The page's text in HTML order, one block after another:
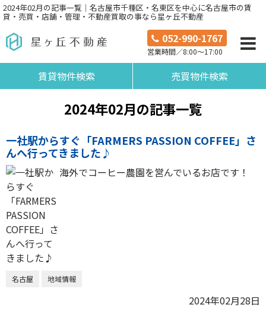
2024年02月の記事一覧｜名古屋市千種区・名東区を中心に名古屋市の賃
貸・売買・店舗・管理・不動産買取の事なら星ヶ丘不動産
052-990-1767
営業時間／8:00～17:00
賃貸物件検索 売買物件検索
2024年02月の記事一覧
一社駅からすぐ「FARMERS PASSION COFFEE」さ
んへ行ってきました♪
海外でコーヒー農園を営んでいるお店です！
名古屋 地域情報
2024年02月28日